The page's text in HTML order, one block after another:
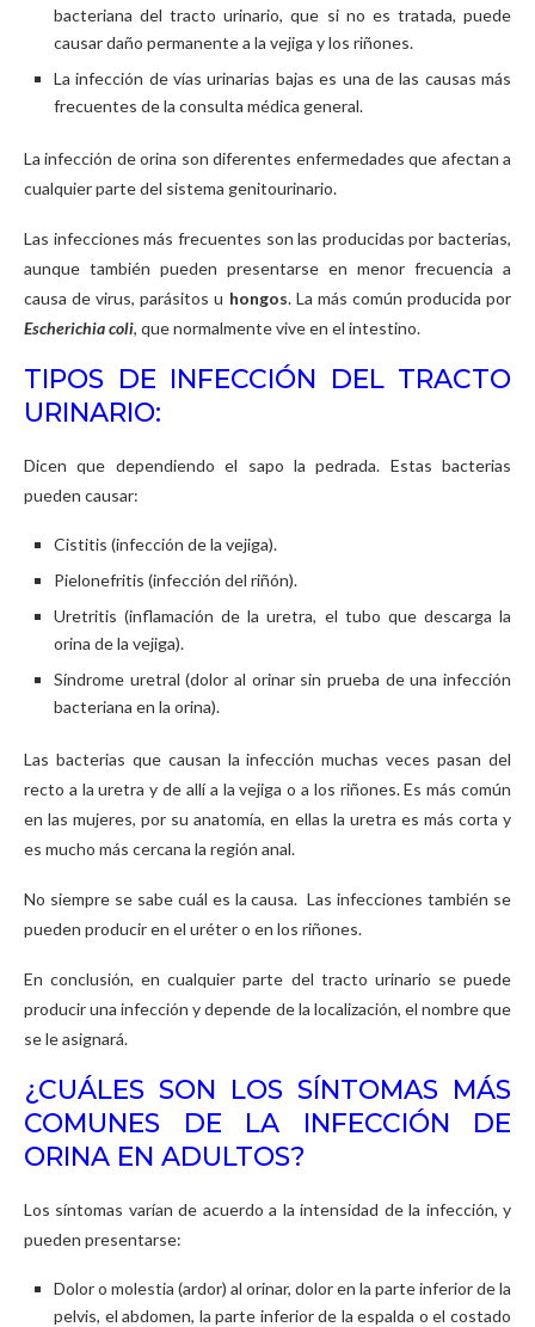
bacteriana del tracto urinario, que si no es tratada, puede
causar daño permanente a la vejiga y los riñones.
La infección de vías urinarias bajas es una de las causas más
frecuentes de la consulta médica general.
La infección de orina son diferentes enfermedades que afectan a
cualquier parte del sistema genitourinario.
Las infecciones más frecuentes son las producidas por bacterias,
aunque también pueden presentarse en menor frecuencia a
causa de virus, parásitos u hongos. La más común producida por
Escherichia coli, que normalmente vive en el intestino.
TIPOS DE INFECCIÓN DEL TRACTO
URINARIO:
Dicen que dependiendo el sapo la pedrada. Estas bacterias
pueden causar:
Cistitis (infección de la vejiga).
Pielonefritis (infección del riñón).
Uretritis (inflamación de la uretra, el tubo que descarga la
orina de la vejiga).
Síndrome uretral (dolor al orinar sin prueba de una infección
bacteriana en la orina).
Las bacterias que causan la infección muchas veces pasan del
recto a la uretra y de allí a la vejiga o a los riñones. Es más común
en las mujeres, por su anatomía, en ellas la uretra es más corta y
es mucho más cercana la región anal.
No siempre se sabe cuál es la causa. Las infecciones también se
pueden producir en el uréter o en los riñones.
En conclusión, en cualquier parte del tracto urinario se puede
producir una infección y depende de la localización, el nombre que
se le asignará.
¿CUÁLES SON LOS SÍNTOMAS MÁS
COMUNES DE LA INFECCIÓN DE
ORINA EN ADULTOS?
Los síntomas varían de acuerdo a la intensidad de la infección, y
pueden presentarse:
Dolor o molestia (ardor) al orinar, dolor en la parte inferior de la
pelvis, el abdomen, la parte inferior de la espalda o el costado